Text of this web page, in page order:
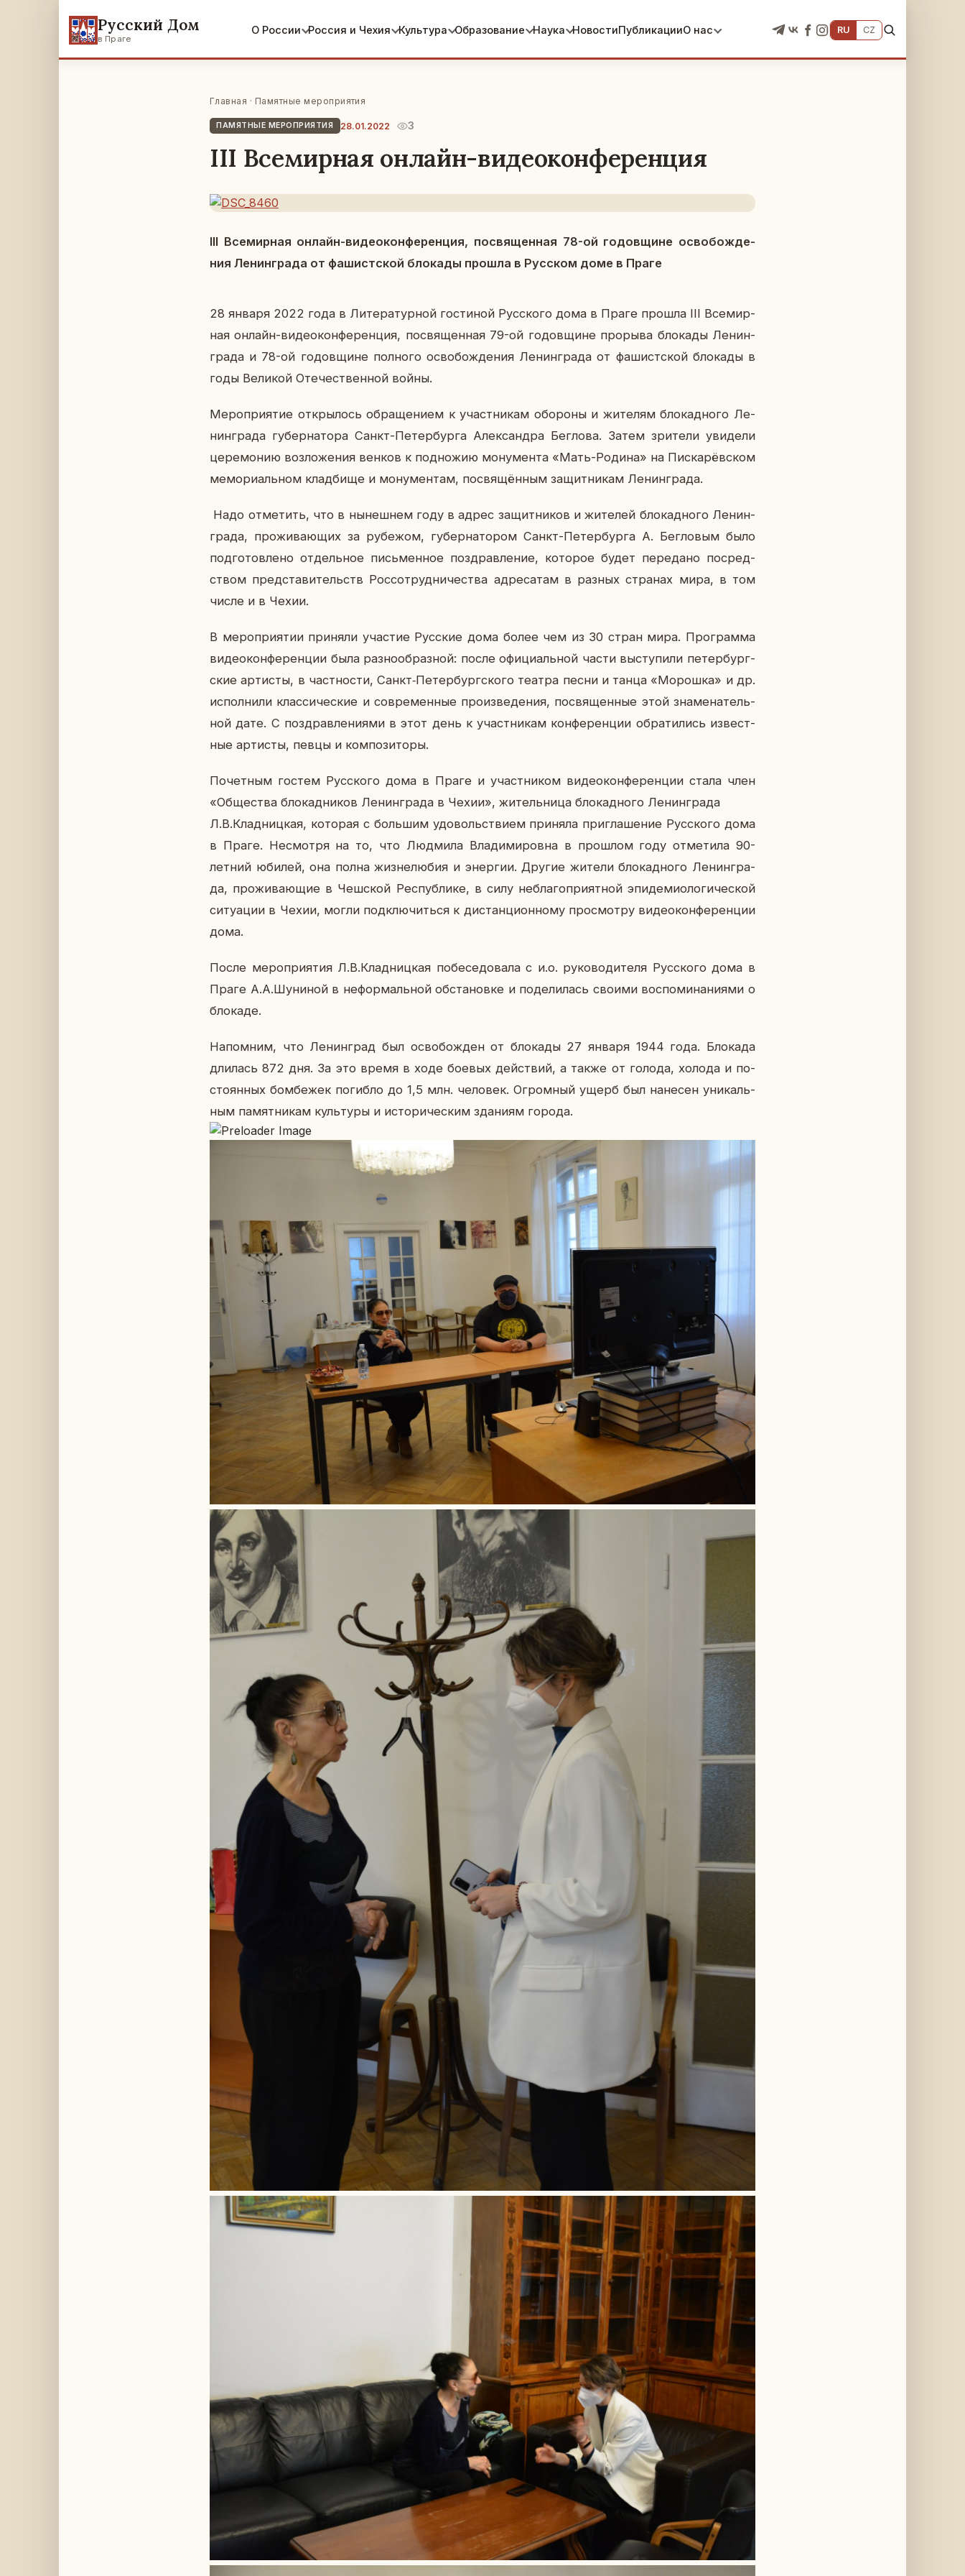
Русский Дом
в Праге
О России Россия и Чехия Культура Образование Наука НовостиПубликацииО нас RU CZ
Главная · Памятные мероприятия
ПАМЯТНЫЕ МЕРОПРИЯТИЯ 28.01.2022 3
III Всемирная онлайн-видеоконференция
III Все­мир­ная онлайн-ви­део­кон­фе­рен­ция, по­свя­щен­ная 78-ой го­дов­щине осво­бож­де­
ния Ле­нин­гра­да от фа­шист­ской бло­ка­ды прошла в Рус­ском доме в Праге
28 января 2022 года в Ли­те­ра­тур­ной го­сти­ной Рус­ско­го дома в Праге прошла III Все­мир­
ная онлайн-ви­део­кон­фе­рен­ция, по­свя­щен­ная 79-ой го­дов­щине про­ры­ва бло­ка­ды Ле­нин­
гра­да и 78-ой го­дов­щине пол­но­го осво­бож­де­ния Ле­нин­гра­да от фа­шист­ской бло­ка­ды в
годы Ве­ли­кой Оте­че­ствен­ной войны.
Ме­ро­при­я­тие от­кры­лось об­ра­ще­ни­ем к участ­ни­кам обо­ро­ны и жи­те­лям бло­кад­но­го Ле­
нин­гра­да гу­бер­на­то­ра Санкт-Пе­тер­бур­га Алек­сандра Бег­ло­ва. Затем зри­те­ли уви­де­ли
це­ре­мо­нию воз­ло­же­ния венков к под­но­жию мо­ну­мен­та «Мать-Родина» на Пис­ка­рёв­ском
ме­мо­ри­аль­ном клад­би­ще и мо­ну­мен­там, по­свя­щён­ным за­щит­ни­кам Ле­нин­гра­да.
Надо от­ме­тить, что в ны­неш­нем году в адрес за­щит­ни­ков и жи­те­лей бло­кад­но­го Ле­нин­
гра­да, про­жи­ва­ю­щих за ру­бе­жом, гу­бер­на­то­ром Санкт-Пе­тер­бур­га А. Бег­ло­вым было
под­го­тов­ле­но от­дель­ное пись­мен­ное по­здрав­ле­ние, ко­то­рое будет пе­ре­да­но по­сред­
ством пред­ста­ви­тельств Рос­со­труд­ни­че­ства ад­ре­са­там в разных стра­нах мира, в том
числе и в Чехии.
В ме­ро­при­я­тии при­ня­ли уча­стие Рус­ские дома более чем из 30 стран мира. Про­грам­ма
ви­део­кон­фе­рен­ции была раз­но­об­раз­ной: после офи­ци­аль­ной части вы­сту­пи­ли пе­тер­бург­
ские ар­ти­сты, в част­но­сти, Санкт‑Пе­тер­бург­ско­го театра песни и танца «Мо­рош­ка» и др.
ис­пол­ни­ли клас­си­че­ские и со­вре­мен­ные про­из­ве­де­ния, по­свя­щен­ные этой зна­ме­на­тель­
ной дате. С по­здрав­ле­ни­я­ми в этот день к участ­ни­кам кон­фе­рен­ции об­ра­ти­лись из­вест­
ные ар­ти­сты, певцы и ком­по­зи­то­ры.
По­чет­ным гостем Рус­ско­го дома в Праге и участ­ни­ком ви­део­кон­фе­рен­ции стала член
«Об­ще­ства бло­кад­ни­ков Ле­нин­гра­да в Чехии», жи­тель­ни­ца бло­кад­но­го Ле­нин­гра­да
Л.В.Клад­ниц­кая, ко­то­рая с боль­шим удо­воль­стви­ем при­ня­ла при­гла­ше­ние Рус­ско­го дома
в Праге. Несмот­ря на то, что Люд­ми­ла Вла­ди­ми­ров­на в про­шлом году от­ме­ти­ла 90-
летний юбилей, она полна жиз­не­лю­бия и энер­гии. Другие жители бло­кад­но­го Ле­нин­гра­
да, про­жи­ва­ю­щие в Чеш­ской Рес­пуб­ли­ке, в силу небла­го­при­ят­ной эпи­де­мио­ло­ги­че­ской
си­ту­а­ции в Чехии, могли под­клю­чить­ся к ди­стан­ци­он­но­му про­смот­ру ви­део­кон­фе­рен­ции
дома.
После ме­ро­при­я­тия Л.В.Клад­ниц­кая по­бе­се­до­ва­ла с и.о. ру­ко­во­ди­те­ля Рус­ско­го дома в
Праге А.А.Шу­ни­ной в нефор­маль­ной об­ста­нов­ке и по­де­ли­лась своими вос­по­ми­на­ни­я­ми о
бло­ка­де.
На­пом­ним, что Ле­нин­град был осво­бож­ден от бло­ка­ды 27 января 1944 года. Бло­ка­да
дли­лась 872 дня. За это время в ходе боевых дей­ствий, а также от голода, холода и по­
сто­ян­ных бом­бе­жек по­гиб­ло до 1,5 млн. че­ло­век. Огром­ный ущерб был на­не­сен уни­каль­
ным па­мят­ни­кам куль­ту­ры и ис­то­ри­че­ским зда­ни­ям города.